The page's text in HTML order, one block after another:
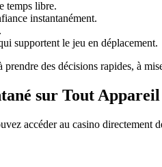
temps libre.
instantanément.
supportent le jeu en déplacement.
des décisions rapides, à
sur Tout Appareil
accéder au casino